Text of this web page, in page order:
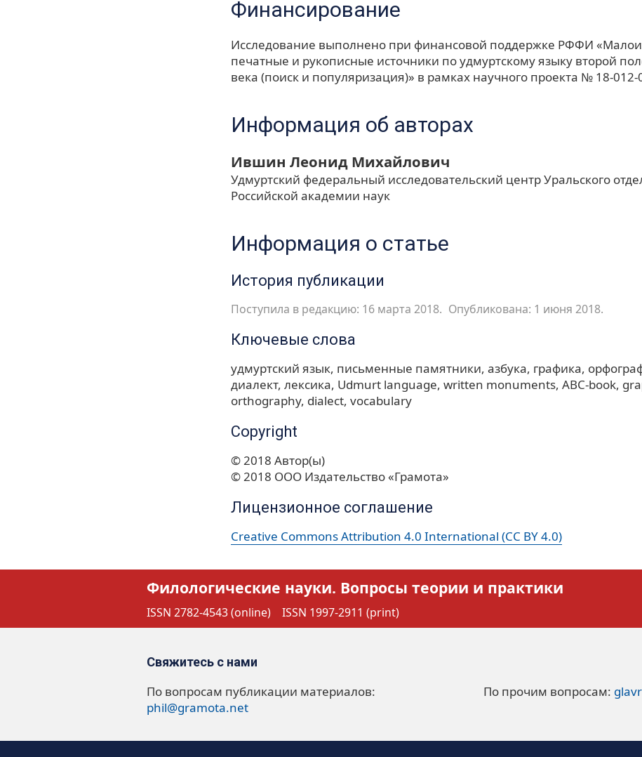
Финансирование
Исследование выполнено при финансовой поддержке РФФИ
печатные и рукописные источники по удмуртскому языку второй
века (поиск и популяризация)» в рамках научного проекта № 18-012-
Информация об авторах
Ившин Леонид Михайлович
Удмуртский федеральный исследовательский центр Уральского
Российской академии наук
Информация о статье
История публикации
Поступила в редакцию: 16 марта 2018. Опубликована: 1 июня 2018.
Ключевые слова
удмуртский язык письменные памятники азбука графика
диалект лексика Udmurt language written monuments ABC-book
orthography dialect vocabulary
Copyright
© 2018 Автор(ы)
© 2018 ООО Издательство «Грамота»
Лицензионное соглашение
Creative Commons Attribution 4.0 International (CC BY 4.0)
Филологические науки. Вопросы теории и практики
ISSN 2782-4543 (online) ISSN 1997-2911 (print)
Свяжитесь с нами
По вопросам публикации материалов:
phil@gramota.net
По прочим вопросам: